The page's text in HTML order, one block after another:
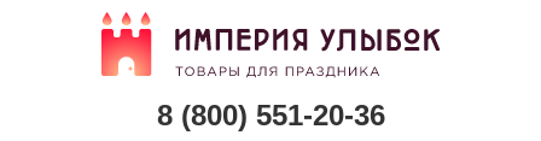
8 (800) 551-20-36